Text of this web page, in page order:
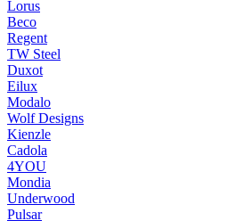
Lorus
Beco
Regent
TW Steel
Duxot
Eilux
Modalo
Wolf Designs
Kienzle
Cadola
4YOU
Mondia
Underwood
Pulsar